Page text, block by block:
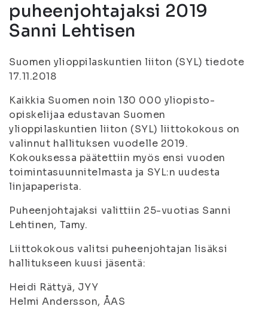
puheenjohtajaksi 2019
Sanni Lehtisen
Suomen ylioppilaskuntien liiton (SYL) tiedote
17.11.2018
Kaikkia Suomen noin 130 000 yliopisto-
opiskelijaa edustavan Suomen
ylioppilaskuntien liiton (SYL) liittokokous on
valinnut hallituksen vuodelle 2019.
Kokouksessa päätettiin myös ensi vuoden
toimintasuunnitelmasta ja SYL:n uudesta
linjapaperista.
Puheenjohtajaksi valittiin 25-vuotias Sanni
Lehtinen, Tamy.
Liittokokous valitsi puheenjohtajan lisäksi
hallitukseen kuusi jäsentä:
Heidi Rättyä, JYY
Helmi Andersson, ÅAS